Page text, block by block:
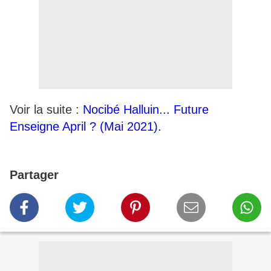
Voir la suite : Nocibé Halluin... Future
Enseigne April ? (Mai 2021).
Partager